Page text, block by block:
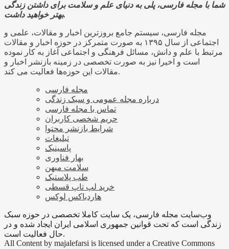
شما با مجله فارسی، پلی به دنیای علم و سلامت برای داشتن زندگی
بهتر خواهید داشت.
مجله فارسی، سیستم جامع بروزترین اخبار و مقالات، علمی و
اجتماعی از سال ۱۳۹۵ به صورت متمرکز در حوزه اخبار و مقالات
مرتبط با علم و دانش، مسائل فرهنگی و اجتماعی آغاز به کار نموده
است و اخیرا نیز به صورت تخصصی در زمینه بازنشر اخبار و
مقالات این حوزه‌ها فعالیت می کند.
مجله فارسی
درباره مجله عمومی و سبک زندگی
تماس با مجله فارسی
حریم شخصی کاربران
شرایط بازنشر محتوا
تبلیغات
پاسینیک
بهار فناوری
سلامت میهن
طب پلاستیک
خرید لپ تاپ قسطی
هاردباکس لوکس
وب‌سایت مجله فارسی، یک سایت کاملا تخصصی در حوزه سبک
زندگی است که تحت قوانین جمهوری اسلامی ایران ایجاد شده و در
حال فعالیت است.
All Content by majalefarsi is licensed under a Creative Commons